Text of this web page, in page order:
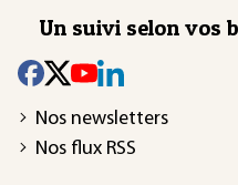
Un suivi selon vos
Nos newsletters
Nos flux RSS